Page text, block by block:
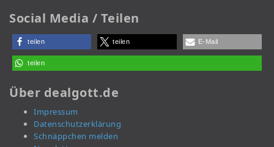
Social Media / Teilen
teilen teilen E-Mail
teilen
Über dealgott.de
Impressum
Datenschutzerklärung
Schnäppchen melden